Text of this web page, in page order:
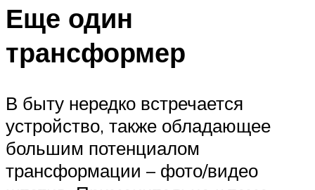
Еще один
трансформер
В быту нередко встречается
устройство, также обладающее
большим потенциалом
трансформации – фото/видео